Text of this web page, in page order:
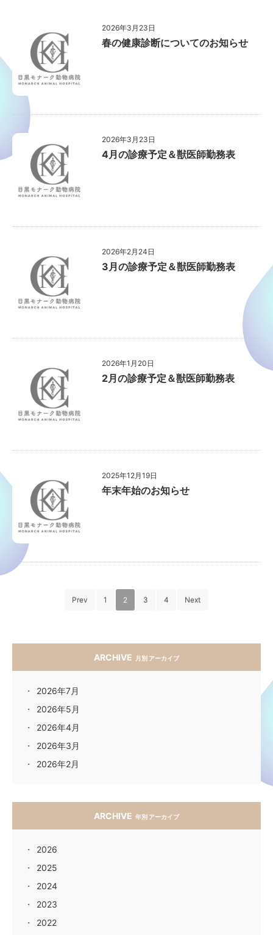
2026年3月23日
春の健康診断についてのお知らせ
2026年3月23日
4月の診療予定＆獣医師勤務表
2026年2月24日
3月の診療予定＆獣医師勤務表
2026年1月20日
2月の診療予定＆獣医師勤務表
2025年12月19日
年末年始のお知らせ
Prev 1 2 3 4 Next
ARCHIVE 月別 アーカイブ
2026年7月
2026年5月
2026年4月
2026年3月
2026年2月
ARCHIVE 年別 アーカイブ
2026
2025
2024
2023
2022